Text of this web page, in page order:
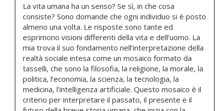
La vita umana ha un senso? Se sì, in che cosa
consiste? Sono domande che ogni individuo si è posto
almeno una volta. Le risposte sono tante ed
esprimono visioni differenti della vita e dell’uomo. La
mia trova il suo fondamento nell’interpretazione della
realtà sociale intesa come un mosaico formato da
tasselli, che sono la filosofia, la religione, la morale, la
politica, l’economia, la scienza, la tecnologia, la
medicina, l’intelligenza artificiale. Questo mosaico è il
criterio per interpretare il passato, il presente e il